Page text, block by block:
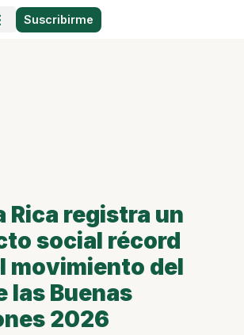
Suscribirme
Rica registra un
social récord
movimiento del
las Buenas
2026